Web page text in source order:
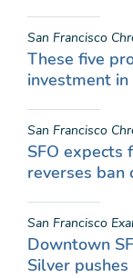
San Francisco
These five
investment in
San Francisco
SFO
reverses
San Francisco
Downtown
Silver